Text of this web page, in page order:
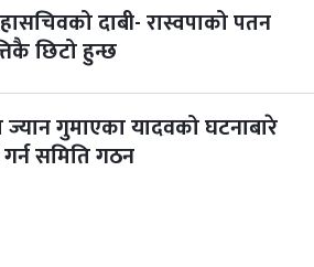
दाबी- रास्वपाको पतन
छिटो हुन्छ
ज्यान गुमाएका यादवको घटनाबारे
समिति गठन